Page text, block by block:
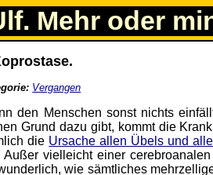
Mehr oder
Vergangen
den Menschen sonst nichts
Grund dazu gibt, kommt die
die Ursache allen Übels und
Außer vielleicht einer
wie sämtliches